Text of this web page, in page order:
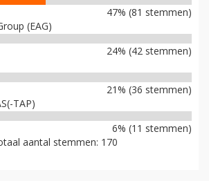
47% (81 stemmen)
(EAG)
24% (42 stemmen)
21% (36 stemmen)
TAP)
6% (11 stemmen)
aantal stemmen: 170